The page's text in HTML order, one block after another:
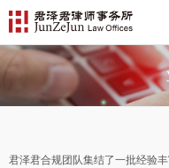
君泽君合规团队集结了一批经验